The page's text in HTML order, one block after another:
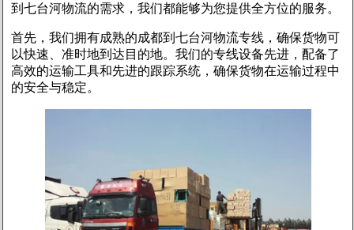
到七台河物流的需求，我们都能够为您提供全方位的服务。
首先，我们拥有成熟的成都到七台河物流专线，确保货物可
以快速、准时地到达目的地。我们的专线设备先进，配备了
高效的运输工具和先进的跟踪系统，确保货物在运输过程中
的安全与稳定。